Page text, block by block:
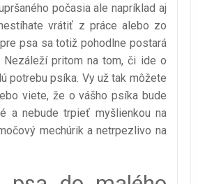
počasia ale napríklad aj
vrátiť z práce alebo zo
psa sa totiž pohodlne postará
pritom na tom, či ide o
potrebu psíka. Vy už tak môžete
viete, že o vášho psíka bude
a nebude trpieť myšlienkou na
mechúrik a netrpezlivo na